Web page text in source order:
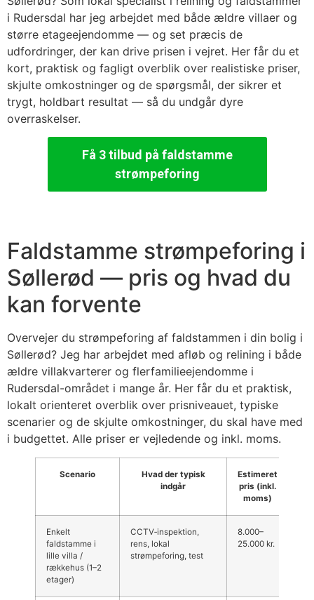
i Rudersdal har jeg arbejdet med både ældre villaer og
større etageejendomme — og set præcis de
udfordringer, der kan drive prisen i vejret. Her får du et
kort, praktisk og fagligt overblik over realistiske priser,
skjulte omkostninger og de spørgsmål, der sikrer et
trygt, holdbart resultat — så du undgår dyre
overraskelser.
Få 3 tilbud på faldstamme
strømpeforing
Faldstamme strømpeforing i
Søllerød — pris og hvad du
kan forvente
Overvejer du strømpeforing af faldstammen i din bolig i
Søllerød? Jeg har arbejdet med afløb og relining i både
ældre villakvarterer og flerfamilieejendomme i
Rudersdal-området i mange år. Her får du et praktisk,
lokalt orienteret overblik over prisniveauet, typiske
scenarier og de skjulte omkostninger, du skal have med
i budgettet. Alle priser er vejledende og inkl. moms.
Scenario
Hvad der typisk
indgår
Estimeret
pris (inkl.
moms)
Enkelt
faldstamme i
lille villa /
rækkehus (1–2
etager)
CCTV‑inspektion,
rens, lokal
strømpeforing, test
8.000–
25.000 kr.